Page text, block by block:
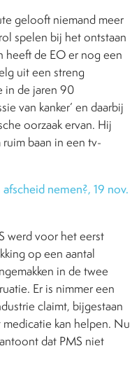
gelooft niemand meer
spelen bij het ontstaan
heeft de EO er nog een
uit een streng
in de jaren 90
van kanker’ en daarbij
oorzaak ervan. Hij
baan in een tv-
nemen?, 19 nov.
werd voor het eerst
op een aantal
in de twee
Er is nimmer een
claimt, bijgestaan
kan helpen. Nu
dat PMS niet